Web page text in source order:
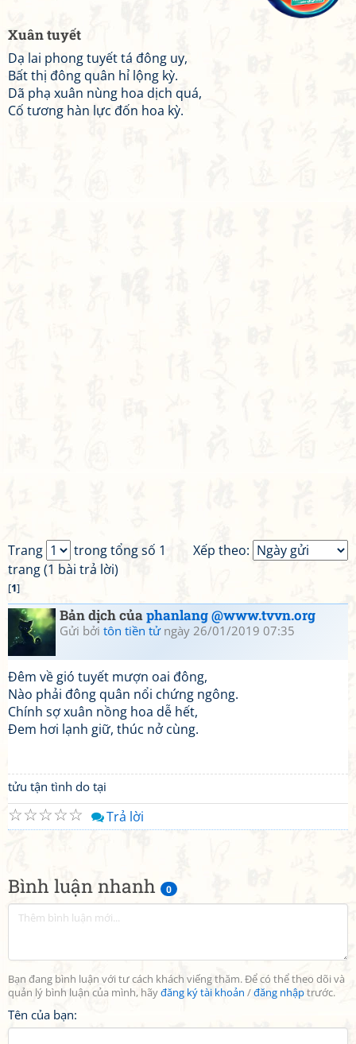
Bình luận nhanh 0
Bạn đang bình luận với tư cách khách viếng thăm. Để có thể theo dõi và
quản lý bình luận của mình, hãyđăng ký tài khoản /đăng nhậptrước.
Tên của bạn:
Xuân tuyết
Dạ lai phong tuyết tá đông uy,
Bất thị đông quân hỉ lộng kỳ.
Dã phạ xuân nùng hoa dịch quá,
Cố tương hàn lực đốn hoa kỳ.
Xếp theo:
Trang
trong tổng số 1
trang (1 bài trả lời)
[1]
Bản dịch củaphanlang @www.tvvn.org
Gửi bởi tôn tiền tửngày 26/01/2019 07:35
Đêm về gió tuyết mượn oai đông,
Nào phải đông quân nổi chứng ngông.
Chính sợ xuân nồng hoa dễ hết,
Đem hơi lạnh giữ, thúc nở cùng.
tửu tận tình do tại
☆
☆
☆
☆
☆ Trả lời